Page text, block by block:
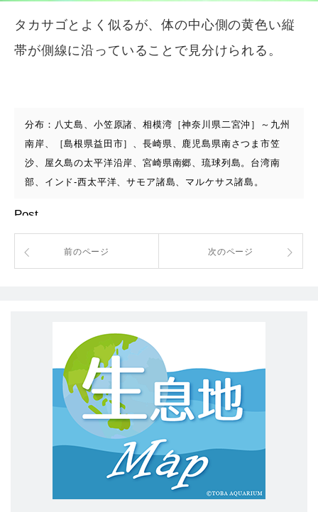
タカサゴとよく似るが、体の中心側の黄色い縦
帯が側線に沿っていることで見分けられる。
分布：八丈島、小笠原諸、相模湾［神奈川県二宮沖］～九州
南岸、［島根県益田市］、長崎県、鹿児島県南さつま市笠
沙、屋久島の太平洋沿岸、宮崎県南郷、琉球列島。台湾南
部、インド-西太平洋、サモア諸島、マルケサス諸島。
Post
前のページ 次のページ